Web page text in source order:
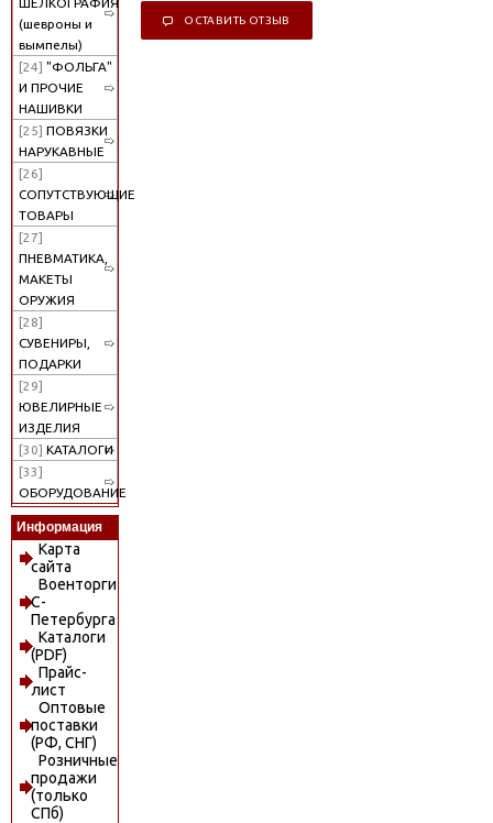
ШЕЛКОГРАФИЯ
(шевроны и
вымпелы)
[24] "ФОЛЬГА"
И ПРОЧИЕ
НАШИВКИ
[25] ПОВЯЗКИ
НАРУКАВНЫЕ
[26]
СОПУТСТВУЮЩИЕ
ТОВАРЫ
[27]
ПНЕВМАТИКА,
МАКЕТЫ
ОРУЖИЯ
[28]
СУВЕНИРЫ,
ПОДАРКИ
[29]
ЮВЕЛИРНЫЕ
ИЗДЕЛИЯ
[30] КАТАЛОГИ
[33]
ОБОРУДОВАНИЕ
Информация
Карта
сайта
Военторги
С-
Петербурга
Каталоги
(PDF)
Прайс-
лист
Оптовые
поставки
(РФ, СНГ)
Розничные
продажи
(только
СПб)
ОСТАВИТЬ ОТЗЫВ